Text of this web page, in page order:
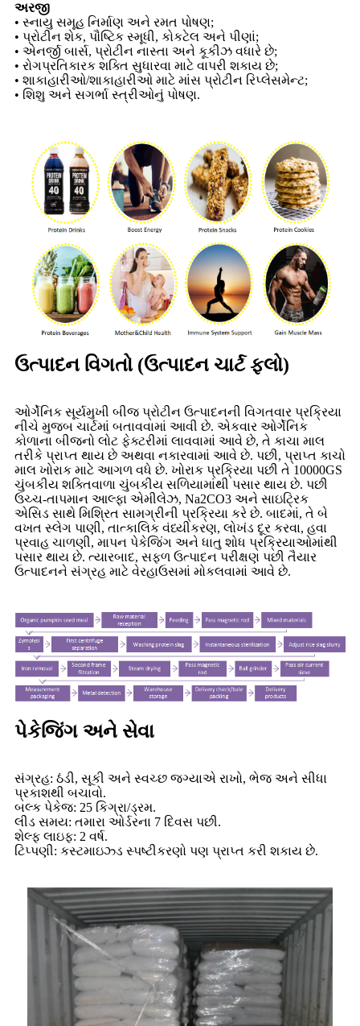
અરજી
• સ્નાયુ સમૂહ નિર્માણ અને રમત પોષણ;
• પ્રોટીન શેક, પૌષ્ટિક સ્મૂધી, કોકટેલ અને પીણાં;
• એનર્જી બાર્સ, પ્રોટીન નાસ્તા અને કૂકીઝ વધારે છે;
• રોગપ્રતિકારક શક્તિ સુધારવા માટે વાપરી શકાય છે;
• શાકાહારીઓ/શાકાહારીઓ માટે માંસ પ્રોટીન રિપ્લેસમેન્ટ;
• શિશુ અને સગર્ભા સ્ત્રીઓનું પોષણ.
ઉત્પાદન વિગતો (ઉત્પાદન ચાર્ટ ફ્લો)
ઓર્ગેનિક સૂર્યમુખી બીજ પ્રોટીન ઉત્પાદનની વિગતવાર પ્રક્રિયા
નીચે મુજબ ચાર્ટમાં બતાવવામાં આવી છે. એકવાર ઓર્ગેનિક
કોળાના બીજનો લોટ ફેક્ટરીમાં લાવવામાં આવે છે, તે કાચા માલ
તરીકે પ્રાપ્ત થાય છે અથવા નકારવામાં આવે છે. પછી, પ્રાપ્ત કાચો
માલ ખોરાક માટે આગળ વધે છે. ખોરાક પ્રક્રિયા પછી તે 10000GS
ચુંબકીય શક્તિવાળા ચુંબકીય સળિયામાંથી પસાર થાય છે. પછી
ઉચ્ચ-તાપમાન આલ્ફા એમીલેઝ, Na2CO3 અને સાઇટ્રિક
એસિડ સાથે મિશ્રિત સામગ્રીની પ્રક્રિયા કરે છે. બાદમાં, તે બે
વખત સ્લેગ પાણી, તાત્કાલિક વંધ્યીકરણ, લોખંડ દૂર કરવા, હવા
પ્રવાહ ચાળણી, માપન પેકેજિંગ અને ધાતુ શોધ પ્રક્રિયાઓમાંથી
પસાર થાય છે. ત્યારબાદ, સફળ ઉત્પાદન પરીક્ષણ પછી તૈયાર
ઉત્પાદનને સંગ્રહ માટે વેરહાઉસમાં મોકલવામાં આવે છે.
પેકેજિંગ અને સેવા
સંગ્રહ: ઠંડી, સૂકી અને સ્વચ્છ જગ્યાએ રાખો, ભેજ અને સીધા
પ્રકાશથી બચાવો.
બલ્ક પેકેજ: 25 કિગ્રા/ડ્રમ.
લીડ સમય: તમારા ઓર્ડરના 7 દિવસ પછી.
શેલ્ફ લાઇફ: 2 વર્ષ.
ટિપ્પણી: કસ્ટમાઇઝ્ડ સ્પષ્ટીકરણો પણ પ્રાપ્ત કરી શકાય છે.